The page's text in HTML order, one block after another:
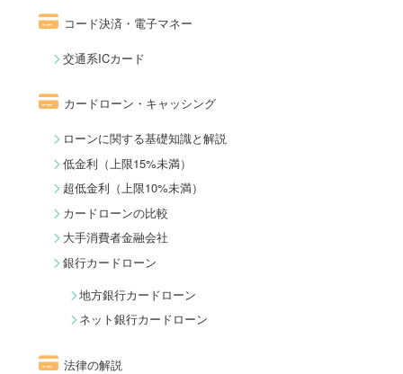
コード決済・電子マネー
交通系ICカード
カードローン・キャッシング
ローンに関する基礎知識と解説
低金利（上限15%未満）
超低金利（上限10%未満）
カードローンの比較
大手消費者金融会社
銀行カードローン
地方銀行カードローン
ネット銀行カードローン
法律の解説